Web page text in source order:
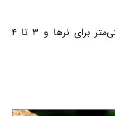
بدن به درازای ۲/۴ تا ۳/۱ سانتی‌متر برای نرها و ۳ تا ۴